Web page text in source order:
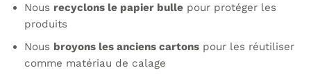
Nous recyclons le papier bullepour protéger les
produits
Nous broyons les anciens cartonspour les réutiliser
comme matériau de calage